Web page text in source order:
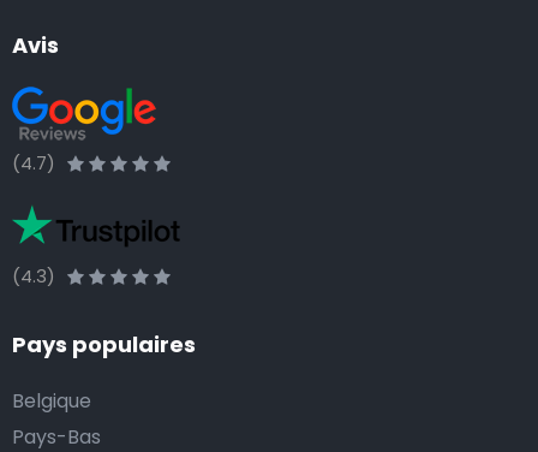
Avis
(4.7)
(4.3)
Pays populaires
Belgique
Pays-Bas